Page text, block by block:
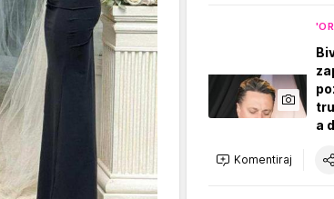
a
Komentiraj